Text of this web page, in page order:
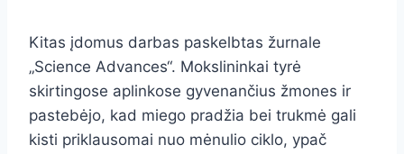
Kitas įdomus darbas paskelbtas žurnale
„Science Advances“. Mokslininkai tyrė
skirtingose aplinkose gyvenančius žmones ir
pastebėjo, kad miego pradžia bei trukmė gali
kisti priklausomai nuo mėnulio ciklo, ypač